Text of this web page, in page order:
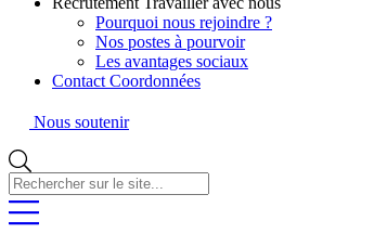
Pourquoi nous rejoindre ?
Nos postes à pourvoir
Les avantages sociaux
Contact Coordonnées
Nous soutenir
Rechercher
sur
le